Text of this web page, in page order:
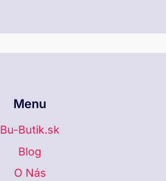
Menu
Bu-Butik.sk
Blog
O Nás